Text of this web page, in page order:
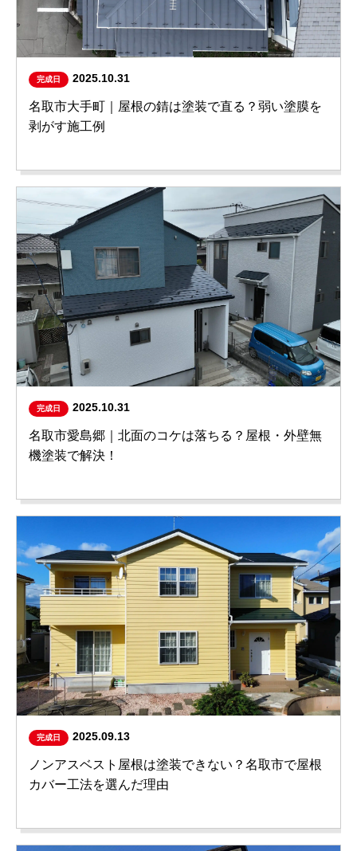
完成日 2025.10.31
名取市大手町｜屋根の錆は塗装で直る？弱い塗膜を
剥がす施工例
完成日 2025.10.31
名取市愛島郷｜北面のコケは落ちる？屋根・外壁無
機塗装で解決！
完成日 2025.09.13
ノンアスベスト屋根は塗装できない？名取市で屋根
カバー工法を選んだ理由